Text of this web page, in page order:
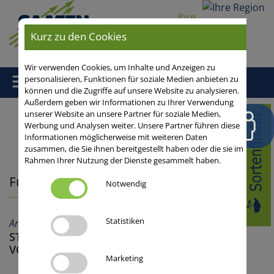
Ihre
Home/Andere/Futter- und Energierüben/ Futterrüben richtig
angebaut
Futterrüben richtig angebaut
Anbauberatung Produktionstechnik
STANDORT-, KLIMA- UND
VORFRUCHTANSPRÜCHE
Besondere Ansprüche an Klima und Boden
Kurz zu den Cookies
Wir verwenden Cookies, um Inhalte und Anzeigen zu
personalisieren, Funktionen für soziale Medien anbieten zu
können und die Zugriffe auf unsere Website zu analysieren.
Außerdem geben wir Informationen zu Ihrer Verwendung
unserer Website an unsere Partner für soziale Medien,
Werbung und Analysen weiter. Unsere Partner führen diese
Informationen möglicherweise mit weiteren Daten
zusammen, die Sie ihnen bereitgestellt haben oder die sie im
Rahmen Ihrer Nutzung der Dienste gesammelt haben.
Notwendig
Statistiken
Marketing